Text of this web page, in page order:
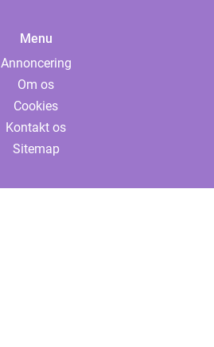
Menu
Annoncering
Om os
Cookies
Kontakt os
Sitemap